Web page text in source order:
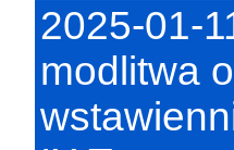
2025-01-
modlitwa